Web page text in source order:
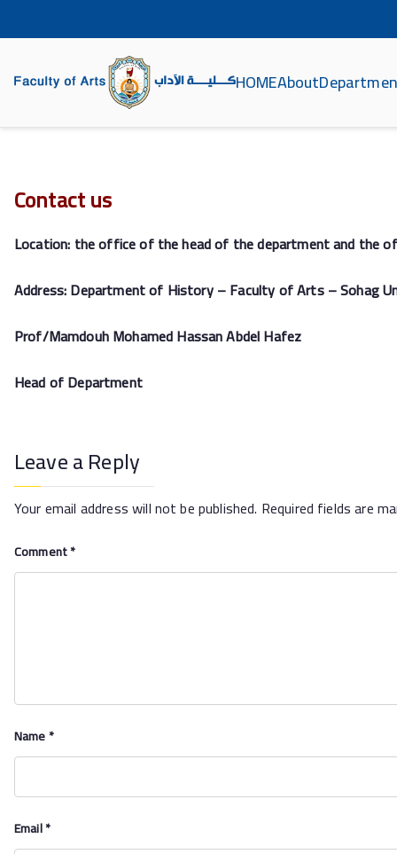
HOMEAbout
Contact us
Location: the office of the head of the department and the
Address: Department of History – Faculty of Arts – Sohag
Prof/Mamdouh Mohamed Hassan Abdel Hafez
Head of Department
Leave a Reply
Your email address will not be published. Required fields are
Comment*
Name*
Email*